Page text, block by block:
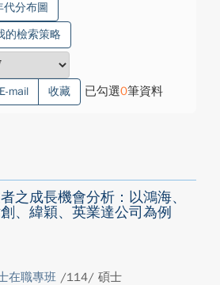
代分布圖
的檢索策略
E-mail 收藏 已勾選0筆資料
之成長機會分析：以鴻海、
、緯穎、英業達公司為例
在職專班 /114/ 碩士